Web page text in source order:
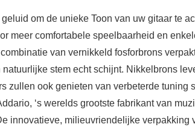
om de unieke Toon van uw gitaar te
meer comfortabele speelbaarheid en
van vernikkeld fosforbrons
stem echt schijnt. Nikkelbrons
zullen ook genieten van verbeterde tuning
‘s werelds grootste fabrikant van
innovatieve, milieuvriendelijke verpakking